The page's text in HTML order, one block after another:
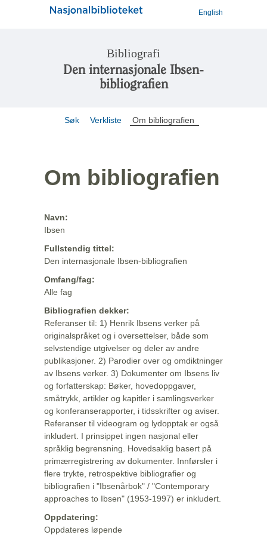
English
Bibliografi
Den internasjonale Ibsen-
bibliografien
Søk Verkliste Om bibliografien
Om bibliografien
Navn:
Ibsen
Fullstendig tittel:
Den internasjonale Ibsen-bibliografien
Omfang/fag:
Alle fag
Bibliografien dekker:
Referanser til: 1) Henrik Ibsens verker på
originalspråket og i oversettelser, både som
selvstendige utgivelser og deler av andre
publikasjoner. 2) Parodier over og omdiktninger
av Ibsens verker. 3) Dokumenter om Ibsens liv
og forfatterskap: Bøker, hovedoppgaver,
småtrykk, artikler og kapitler i samlingsverker
og konferanserapporter, i tidsskrifter og aviser.
Referanser til videogram og lydopptak er også
inkludert. I prinsippet ingen nasjonal eller
språklig begrensning. Hovedsaklig basert på
primærregistrering av dokumenter. Innførsler i
flere trykte, retrospektive bibliografier og
bibliografien i "Ibsenårbok" / "Contemporary
approaches to Ibsen" (1953-1997) er inkludert.
Oppdatering:
Oppdateres løpende